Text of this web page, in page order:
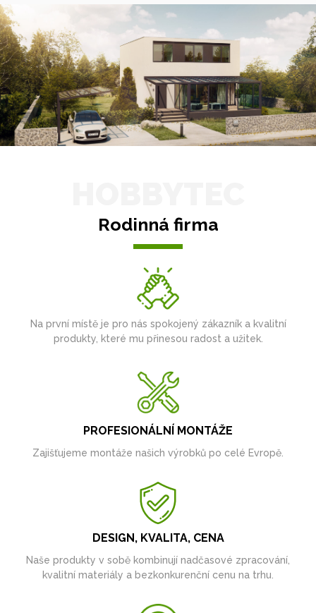
Rodinná firma
Na první místě je pro nás spokojený zákazník a kvalitní
produkty, které mu přinesou radost a užitek.
PROFESIONÁLNÍ MONTÁŽE
Zajišťujeme montáže našich výrobků po celé Evropě.
DESIGN, KVALITA, CENA
Naše produkty v sobě kombinují nadčasové zpracování,
kvalitní materiály a bezkonkurenční cenu na trhu.